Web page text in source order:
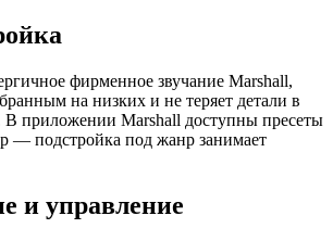
фирменное звучание Marshall,
на низких и не теряет детали в
В приложении Marshall доступны пресеты
— подстройка под жанр занимает
и управление